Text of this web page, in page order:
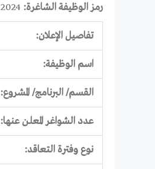
رمز الوظيفة الشاغرة: 2024 A/ 03
تفاصيل الإعلان:
اسم الوظيفة:
القسم/ البرنامج/ المشروع:
عدد الشواغر المعلن عنها:
نوع وفترة التعاقد: